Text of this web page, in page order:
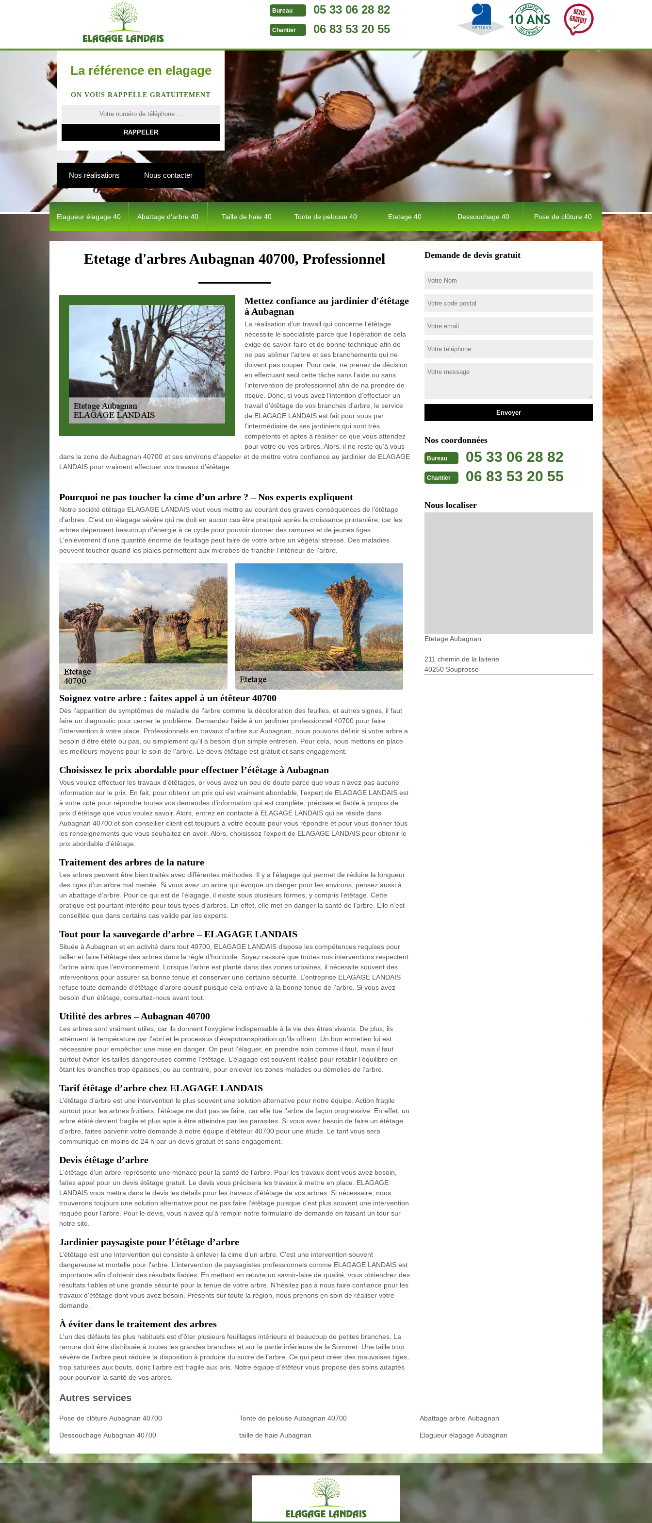
Bureau 05 33 06 28 82
Chantier 06 83 53 20 55
La référence en elagage
ON VOUS RAPPELLE GRATUITEMENT
Nos réalisations Nous contacter
Elagueur élagage 40 Abattage d'arbre 40 Taille de haie 40 Tonte de pelouse 40 Etetage 40 Dessouchage 40 Pose de clôture 40
Etetage d'arbres Aubagnan 40700, Professionnel
Mettez confiance au jardinier d'étêtage
à Aubagnan
La réalisation d’un travail qui concerne l’étêtage
nécessite le spécialiste parce que l’opération de cela
exige de savoir-faire et de bonne technique afin de
ne pas abîmer l’arbre et ses branchements qui ne
doivent pas couper. Pour cela, ne prenez de décision
en effectuant seul cette tâche sans l’aide ou sans
l’intervention de professionnel afin de na prendre de
risque. Donc, si vous avez l'intention d'effectuer un
travail d'étêtage de vos branches d'arbre, le service
de ELAGAGE LANDAIS est fait pour vous par
l’intermédiaire de ses jardiniers qui sont très
compétents et aptes à réaliser ce que vous attendez
pour votre ou vos arbres. Alors, il ne reste qu’à vous
dans la zone de Aubagnan 40700 et ses environs d’appeler et de mettre votre confiance au jardinier de ELAGAGE
LANDAIS pour vraiment effectuer vos travaux d’étêtage.
Pourquoi ne pas toucher la cime d’un arbre ? – Nos experts expliquent
Notre société étêtage ELAGAGE LANDAIS veut vous mettre au courant des graves conséquences de l’étêtage
d’arbres. C’est un élagage sévère qui ne doit en aucun cas être pratiqué après la croissance printanière, car les
arbres dépensent beaucoup d'énergie à ce cycle pour pouvoir donner des ramures et de jeunes tiges.
L'enlèvement d'une quantité énorme de feuillage peut faire de votre arbre un végétal stressé. Des maladies
peuvent toucher quand les plaies permettent aux microbes de franchir l’intérieur de l'arbre.
Soignez votre arbre : faites appel à un étêteur 40700
Dès l’apparition de symptômes de maladie de l'arbre comme la décoloration des feuilles, et autres signes, il faut
faire un diagnostic pour cerner le problème. Demandez l'aide à un jardinier professionnel 40700 pour faire
l'intervention à votre place. Professionnels en travaux d'arbre sur Aubagnan, nous pouvons définir si votre arbre a
besoin d’être étêté ou pas, ou simplement qu’il a besoin d’un simple entretien. Pour cela, nous mettons en place
les meilleurs moyens pour le soin de l'arbre. Le devis étêtage est gratuit et sans engagement.
Choisissez le prix abordable pour effectuer l’étêtage à Aubagnan
Vous voulez effectuer les travaux d’étêtages, or vous avez un peu de doute parce que vous n’avez pas aucune
information sur le prix. En fait, pour obtenir un prix qui est vraiment abordable, l’expert de ELAGAGE LANDAIS est
à votre coté pour répondre toutes vos demandes d’information qui est complète, précises et fiable à propos de
prix d’étêtage que vous voulez savoir. Alors, entrez en contacte à ELAGAGE LANDAIS qui se réside dans
Aubagnan 40700 et son conseiller client est toujours à votre écoute pour vous répondre et pour vous donner tous
les renseignements que vous souhaitez en avoir. Alors, choisissez l’expert de ELAGAGE LANDAIS pour obtenir le
prix abordable d’étêtage.
Traitement des arbres de la nature
Les arbres peuvent être bien traités avec différentes méthodes. Il y a l’élagage qui permet de réduire la longueur
des tiges d’un arbre mal menée. Si vous avez un arbre qui évoque un danger pour les environs, pensez aussi à
un abattage d’arbre. Pour ce qui est de l’élagage, il existe sous plusieurs formes, y compris l’étêtage. Cette
pratique est pourtant interdite pour tous types d’arbres. En effet, elle met en danger la santé de l’arbre. Elle n’est
conseillée que dans certains cas valide par les experts.
Tout pour la sauvegarde d’arbre – ELAGAGE LANDAIS
Située à Aubagnan et en activité dans tout 40700, ELAGAGE LANDAIS dispose les compétences requises pour
tailler et faire l'étêtage des arbres dans la règle d’horticole. Soyez rassuré que toutes nos interventions respectent
l’arbre ainsi que l’environnement. Lorsque l’arbre est planté dans des zones urbaines, il nécessite souvent des
interventions pour assurer sa bonne tenue et conserver une certaine sécurité. L’entreprise ELAGAGE LANDAIS
refuse toute demande d’étêtage d'arbre abusif puisque cela entrave à la bonne tenue de l'arbre. Si vous avez
besoin d'un étêtage, consultez-nous avant tout.
Utilité des arbres – Aubagnan 40700
Les arbres sont vraiment utiles, car ils donnent l'oxygène indispensable à la vie des êtres vivants. De plus, ils
atténuent la température par l’abri et le processus d'évapotranspiration qu’ils offrent. Un bon entretien lui est
nécessaire pour empêcher une mise en danger. On peut l’élaguer, en prendre soin comme il faut, mais il faut
surtout éviter les tailles dangereuses comme l’étêtage. L’élagage est souvent réalisé pour rétablir l’équilibre en
ôtant les branches trop épaisses, ou au contraire, pour enlever les zones malades ou démolies de l’arbre.
Tarif étêtage d’arbre chez ELAGAGE LANDAIS
L’étêtage d’arbre est une intervention le plus souvent une solution alternative pour notre équipe. Action fragile
surtout pour les arbres fruitiers, l’étêtage ne doit pas se faire, car elle tue l’arbre de façon progressive. En effet, un
arbre étêté devient fragile et plus apte à être atteindre par les parasites. Si vous avez besoin de faire un étêtage
d’arbre, faites parvenir votre demande à notre équipe d’étêteur 40700 pour une étude. Le tarif vous sera
communiqué en moins de 24 h par un devis gratuit et sans engagement.
Devis étêtage d’arbre
L'étêtage d'un arbre représente une menace pour la santé de l’arbre. Pour les travaux dont vous avez besoin,
faites appel pour un devis étêtage gratuit. Le devis vous précisera les travaux à mettre en place. ELAGAGE
LANDAIS vous mettra dans le devis les détails pour les travaux d’étêtage de vos arbres. Si nécessaire, nous
trouverons toujours une solution alternative pour ne pas faire l’étêtage puisque c’est plus souvent une intervention
risquée pour l’arbre. Pour le devis, vous n’avez qu’à remplir notre formulaire de demande en faisant un tour sur
notre site.
Jardinier paysagiste pour l’étêtage d’arbre
L’étêtage est une intervention qui consiste à enlever la cime d’un arbre. C'est une intervention souvent
dangereuse et mortelle pour l'arbre. L’intervention de paysagistes professionnels comme ELAGAGE LANDAIS est
importante afin d'obtenir des résultats fiables. En mettant en œuvre un savoir-faire de qualité, vous obtiendrez des
résultats fiables et une grande sécurité pour la tenue de votre arbre. N'hésitez pas à nous faire confiance pour les
travaux d'étêtage dont vous avez besoin. Présents sur toute la région, nous prenons en soin de réaliser votre
demande.
À éviter dans le traitement des arbres
L'un des défauts les plus habituels est d’ôter plusieurs feuillages intérieurs et beaucoup de petites branches. La
ramure doit être distribuée à toutes les grandes branches et sur la partie inférieure de la Sommet. Une taille trop
sévère de l’arbre peut réduire la disposition à produire du sucre de l'arbre. Ce qui peut créer des mauvaises tiges,
trop saturées aux bouts, donc l’arbre est fragile aux bris. Notre équipe d’étêteur vous propose des soins adaptés
pour pourvoir la santé de vos arbres.
Demande de devis gratuit
Nos coordonnées
Bureau 05 33 06 28 82
Chantier 06 83 53 20 55
Nous localiser
Etetage Aubagnan
211 chemin de la laiterie
40250 Souprosse
Autres services
Pose de clôture Aubagnan 40700
Dessouchage Aubagnan 40700
Tonte de pelouse Aubagnan 40700
taille de haie Aubagnan
Abattage arbre Aubagnan
Elagueur élagage Aubagnan